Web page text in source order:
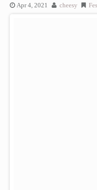
Apr 4, 2021 cheesy